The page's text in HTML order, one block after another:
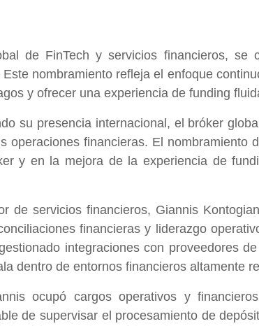
de FinTech y servicios financieros, se
nombramiento refleja el enfoque
y ofrecer una experiencia de funding
su presencia internacional, el bróker
operaciones financieras. El nombramiento
y en la mejora de la experiencia de
de servicios financieros, Giannis
financieras y liderazgo
integraciones con proveedores
dentro de entornos financieros altamente
ocupó cargos operativos y
de supervisar el procesamiento de